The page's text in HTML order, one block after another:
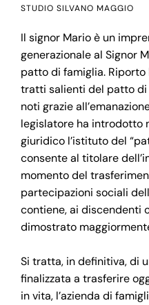
STUDIO SILVANO MAGGIO
Il signor Mario è un
generazionale al Signor
patto di famiglia.
tratti salienti del patto di
noti grazie
legislatore ha introdotto
giuridico l’istituto del
consente al titolare
momento del
partecipazioni sociali
contiene, ai discendenti
dimostrato
Si tratta, in definitiva, di
finalizzata a trasferire
in vita, l’azienda di